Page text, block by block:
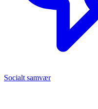
Socialt samvær